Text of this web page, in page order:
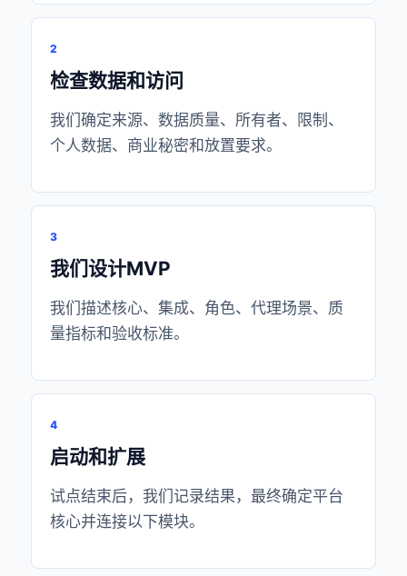
2
检查数据和访问
我们确定来源、数据质量、所有者、限制、
个人数据、商业秘密和放置要求。
3
我们设计MVP
我们描述核心、集成、角色、代理场景、质
量指标和验收标准。
4
启动和扩展
试点结束后，我们记录结果，最终确定平台
核心并连接以下模块。